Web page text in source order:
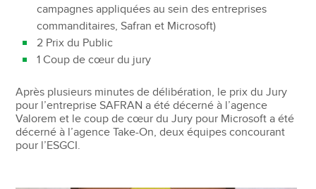
campagnes appliquées au sein des entreprises
commanditaires, Safran et Microsoft)
2 Prix du Public
1 Coup de cœur du jury
Après plusieurs minutes de délibération, le prix du Jury
pour l’entreprise SAFRAN a été décerné à l’agence
Valorem et le coup de cœur du Jury pour Microsoft a été
décerné à l’agence Take-On, deux équipes concourant
pour l’ESGCI.